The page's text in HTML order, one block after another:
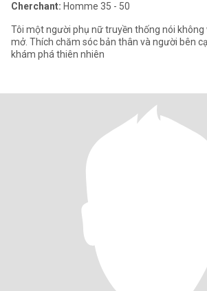
Cherchant: Homme 35 - 50
Tôi một người phụ nữ truyền thống nói không
mở. Thích chăm sóc bản thân và người bên
khám phá thiên nhiên